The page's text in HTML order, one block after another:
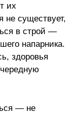
их
не существует,
в строй —
напарника.
здоровья
— не